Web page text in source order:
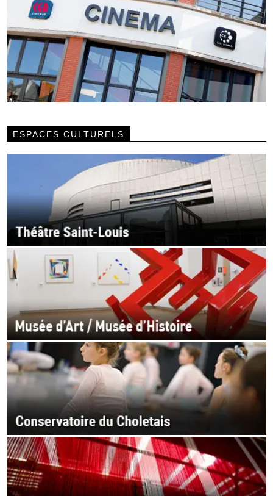
ESPACES CULTURELS